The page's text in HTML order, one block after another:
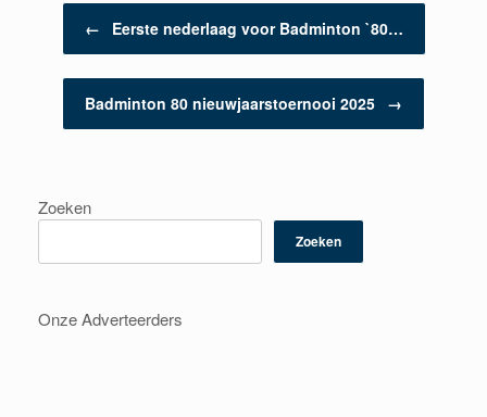
Berichtnavigatie
← Eerste nederlaag voor Badminton `80…
Badminton 80 nieuwjaarstoernooi 2025 →
Zoeken
Zoeken
Onze Adverteerders